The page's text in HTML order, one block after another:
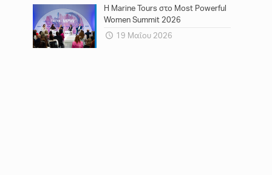
Η Marine Tours στο Most Powerful
Women Summit 2026
19 Μαΐου 2026